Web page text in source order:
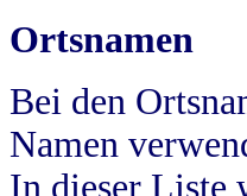
Ortsnamen
Bei den
Namen
In dieser Liste